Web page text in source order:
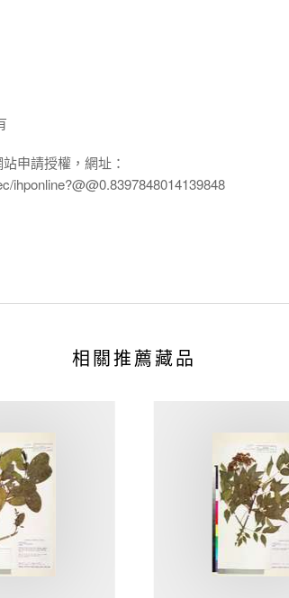
申請授權，網址：
ihponline?@@0.8397848014139848
相關推薦藏品